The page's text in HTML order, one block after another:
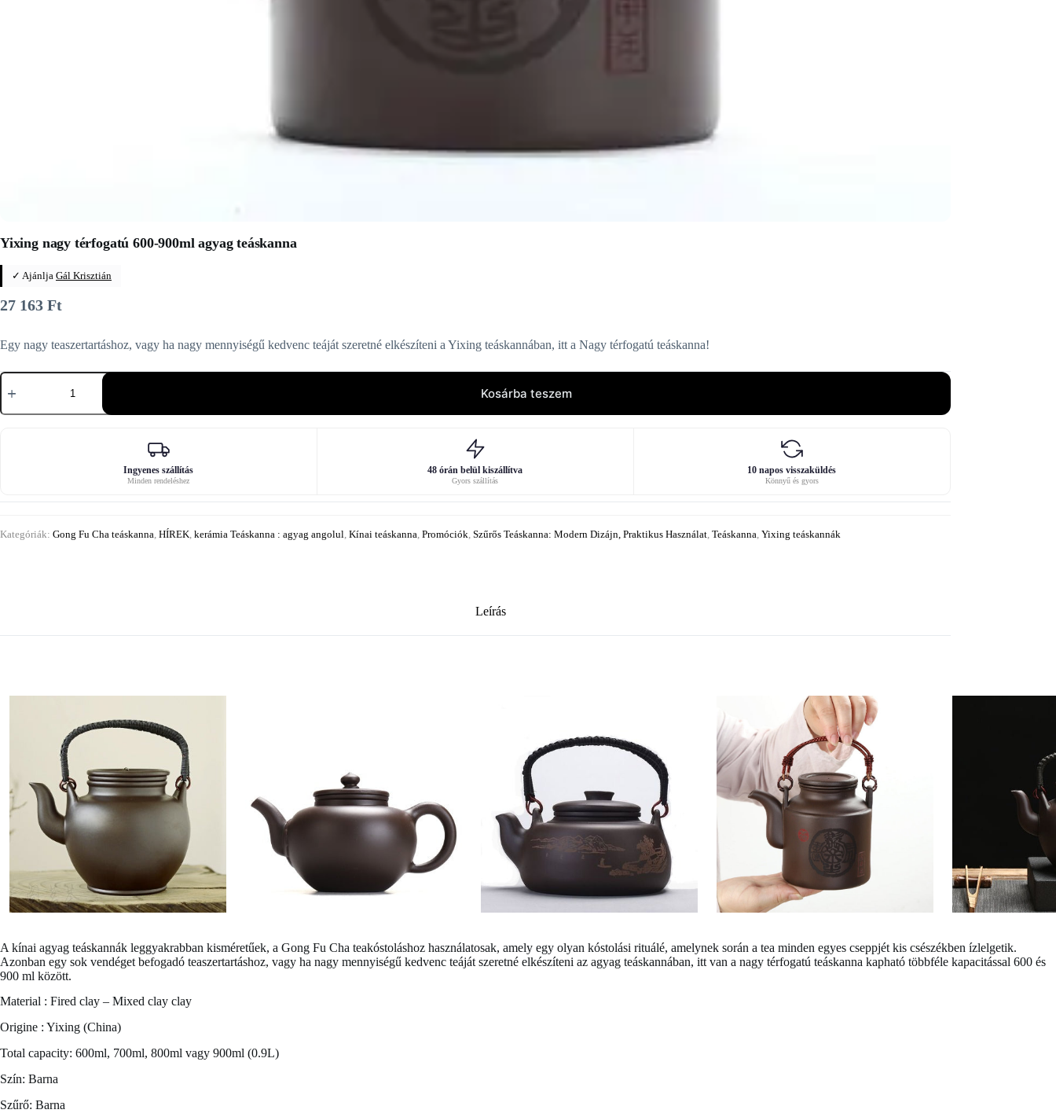
Yixing nagy térfogatú 600-900ml agyag teáskanna
✓ Ajánlja Gál Krisztián
27 163 Ft
Egy nagy teaszertartáshoz, vagy ha nagy mennyiségű kedvenc teáját szeretné elkészíteni a Yixing teáskannában, itt a Nagy térfogatú teáskanna!
Yixing
nagy
600-
Kosárba teszem
Ingyenes szállítás
Minden rendeléshez
48 órán belül kiszállítva
Gyors szállítás
10 napos visszaküldés
Könnyű és gyors
Kategóriák: Gong Fu Cha teáskanna HÍREK kerámia Teáskanna : agyag angolul Kínai teáskanna Promóciók Szűrős Teáskanna: Modern Dizájn, Praktikus Használat Teáskanna Yixing teáskannák
Leírás
A kínai agyag teáskannák leggyakrabban kisméretűek, a Gong Fu Cha teakóstoláshoz használatosak, amely egy olyan kóstolási rituálé, amelynek során a tea minden egyes cseppjét kis csészékben ízlelgetik.
Azonban egy sok vendéget befogadó teaszertartáshoz, vagy ha nagy mennyiségű kedvenc teáját szeretné elkészíteni az agyag teáskannában, itt van a nagy térfogatú teáskanna kapható többféle kapacitással 600 és
900 ml között.
Material : Fired clay – Mixed clay clay
Origine : Yixing (China)
Total capacity: 600ml, 700ml, 800ml vagy 900ml (0.9L)
Szín: Barna
Szűrő: Barna